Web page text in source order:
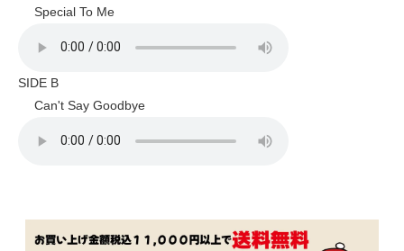
Special To Me
SIDE B
Can't Say Goodbye